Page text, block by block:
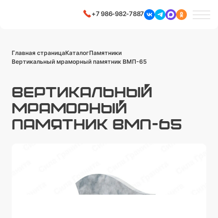
+7 986-982-7887
Главная страницаКаталогПамятники
Вертикальный мраморный памятник ВМП-65
ВЕРТИКАЛЬНЫЙ
МРАМОРНЫЙ
ПАМЯТНИК ВМП-65